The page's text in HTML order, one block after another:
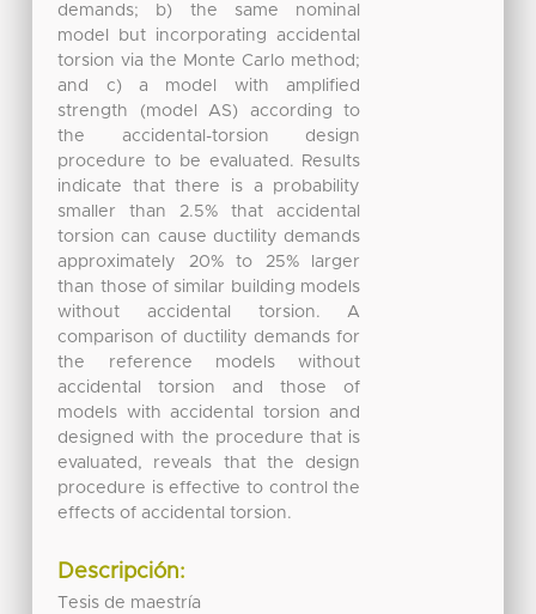
demands; b) the same nominal
model but incorporating accidental
torsion via the Monte Carlo method;
and c) a model with amplified
strength (model AS) according to
the accidental-torsion design
procedure to be evaluated. Results
indicate that there is a probability
smaller than 2.5% that accidental
torsion can cause ductility demands
approximately 20% to 25% larger
than those of similar building models
without accidental torsion. A
comparison of ductility demands for
the reference models without
accidental torsion and those of
models with accidental torsion and
designed with the procedure that is
evaluated, reveals that the design
procedure is effective to control the
effects of accidental torsion.
Descripción:
Tesis de maestría